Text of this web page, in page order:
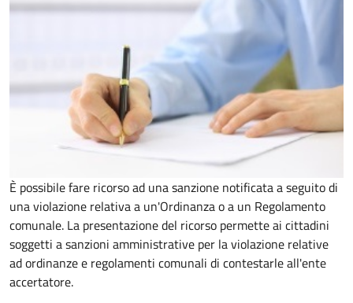
È possibile fare ricorso ad una sanzione notificata a seguito di
una violazione relativa a un'Ordinanza o a un Regolamento
comunale. La presentazione del ricorso permette ai cittadini
soggetti a sanzioni amministrative per la violazione relative
ad ordinanze e regolamenti comunali di contestarle all'ente
accertatore.